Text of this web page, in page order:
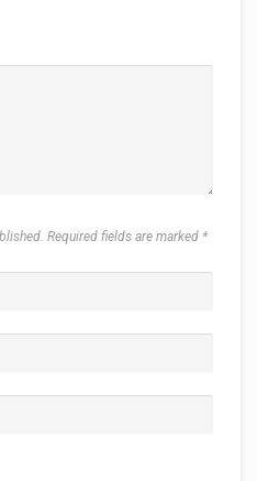
Required fields are marked *